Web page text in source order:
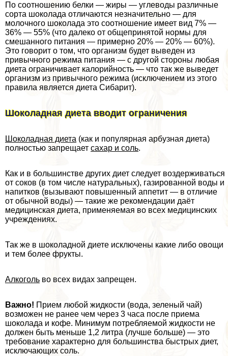
По соотношению белки — жиры — углеводы различные
сорта шоколада отличаются незначительно — для
молочного шоколада это соотношение имеет вид 7% —
36% — 55% (что далеко от общепринятой нормы для
смешанного питания — примерно 20% — 20% — 60%).
Это говорит о том, что организм будет выведен из
привычного режима питания — с другой стороны любая
диета ограничивает калорийность — что так же выведет
организм из привычного режима (исключением из этого
правила является диета Сибарит).
Шоколадная диета вводит ограничения
Шоколадная диета (как и популярная арбузная диета)
полностью запрещает сахар и соль.
Как и в большинстве других диет следует воздерживаться
от соков (в том числе натуральных), газированной воды и
напитков (вызывают повышенный аппетит — в отличие
от обычной воды) — такие же рекомендации даёт
медицинская диета, применяемая во всех медицинских
учреждениях.
Так же в шоколадной диете исключены какие либо овощи
и тем более фрукты.
Алкоголь во всех видах запрещен.
Важно! Прием любой жидкости (вода, зеленый чай)
возможен не ранее чем через 3 часа после приема
шоколада и кофе. Минимум потрeбляемой жидкости не
должен быть меньше 1,2 литра (лучше больше) — это
требование хаpaктерно для большинства быстрых диет,
исключающих соль.